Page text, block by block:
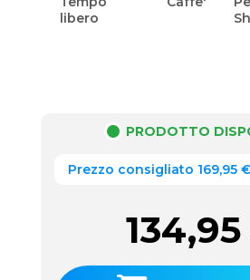
libero
PRODOTTO
Prezzo consigliato 169,95 €
134,95